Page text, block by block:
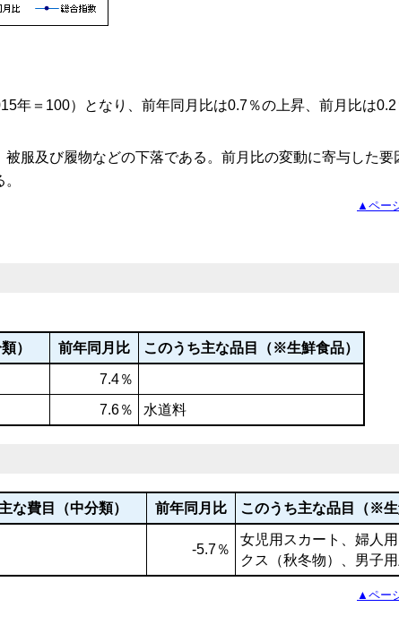
年＝100）となり、前年同月比は0.7％の上昇、前月比は
服及び履物などの下落である。前月比の変動に寄与した要
▲ペー
） 前年同月比 このうち主な品目（※生鮮食品）
7.4％
7.6％ 水道料
な費目（中分類） 前年同月比 このうち主な品目（※生
-5.7％
女児用スカート、婦人
クス（秋冬物）、男子
▲ペー